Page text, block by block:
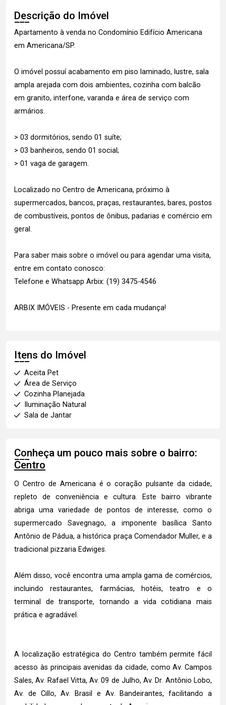
Descrição do Imóvel
Apartamento à venda no Condomínio Edifício Americana
em Americana/SP.
O imóvel possuí acabamento em piso laminado, lustre, sala
ampla arejada com dois ambientes, cozinha com balcão
em granito, interfone, varanda e área de serviço com
armários.
> 03 dormitórios, sendo 01 suíte;
> 03 banheiros, sendo 01 social;
> 01 vaga de garagem.
Localizado no Centro de Americana, próximo à
supermercados, bancos, praças, restaurantes, bares, postos
de combustíveis, pontos de ônibus, padarias e comércio em
geral.
Para saber mais sobre o imóvel ou para agendar uma visita,
entre em contato conosco:
Telefone e Whatsapp Arbix: (19) 3475-4546
ARBIX IMÓVEIS - Presente em cada mudança!
Itens do Imóvel
Aceita Pet
Área de Serviço
Cozinha Planejada
Iluminação Natural
Sala de Jantar
Conheça um pouco mais sobre o bairro:
Centro
O Centro de Americana é o coração pulsante da cidade,
repleto de conveniência e cultura. Este bairro vibrante
abriga uma variedade de pontos de interesse, como o
supermercado Savegnago, a imponente basílica Santo
Antônio de Pádua, a histórica praça Comendador Muller, e a
tradicional pizzaria Edwiges.
Além disso, você encontra uma ampla gama de comércios,
incluindo restaurantes, farmácias, hotéis, teatro e o
terminal de transporte, tornando a vida cotidiana mais
prática e agradável.
A localização estratégica do Centro também permite fácil
acesso às principais avenidas da cidade, como Av. Campos
Sales, Av. Rafael Vitta, Av. 09 de Julho, Av. Dr. Antônio Lobo,
Av. de Cillo, Av. Brasil e Av. Bandeirantes, facilitando a